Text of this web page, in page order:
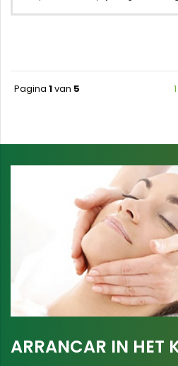
Pagina 1van 5 1
ARRANCAR IN HET